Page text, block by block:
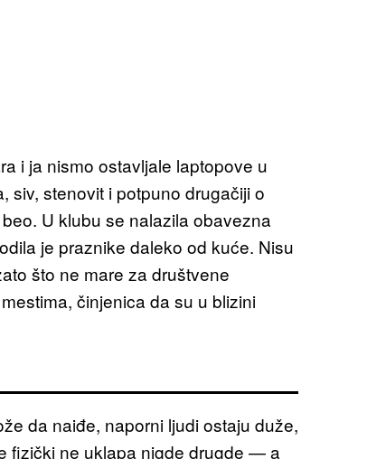
i ja nismo ostavljale laptopove u
siv, stenovit i potpuno drugačiji o
U klubu se nalazila obavezna
je praznike daleko od kuće. Nisu
što ne mare za društvene
činjenica da su u blizini
da naiđe, naporni ljudi ostaju duže,
fizički ne uklapa nigde drugde — a